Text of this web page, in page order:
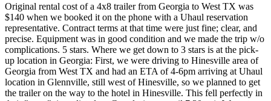
Original rental cost of a 4x8 trailer from Georgia to West TX was
$140 when we booked it on the phone with a Uhaul reservation
representative. Contract terms at that time were just fine; clear, and
precise. Equipment was in good condition and we made the trip w/o
complications. 5 stars. Where we get down to 3 stars is at the pick-
up location in Georgia: First, we were driving to Hinesville area of
Georgia from West TX and had an ETA of 4-6pm arriving at Uhaul
location in Glennville, still west of Hinesville, so we planned to get
the trailer on the way to the hotel in Hinesville. This fell perfectly in